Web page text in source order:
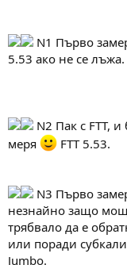
N1 Първо
5.53 ако не се лъжа.
N2 Пак с FTT, и
меря
FTT 5.53.
N3 Първо
незнайно защо
трябвало да е
или поради
Jumbo.